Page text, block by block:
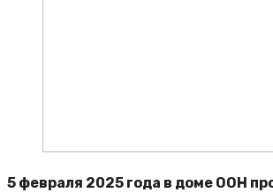
5 февраля 2025 года в доме ООН